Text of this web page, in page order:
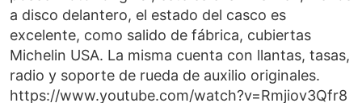
a disco delantero, el estado del casco es
excelente, como salido de fábrica, cubiertas
Michelin USA. La misma cuenta con llantas, tasas,
radio y soporte de rueda de auxilio originales.